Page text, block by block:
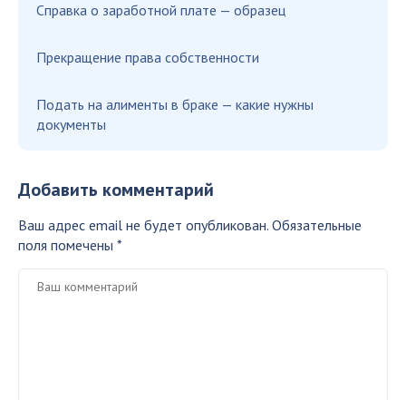
Справка о заработной плате — образец
Прекращение права собственности
Подать на алименты в браке — какие нужны
документы
Добавить комментарий
Ваш адрес email не будет опубликован. Обязательные
поля помечены *